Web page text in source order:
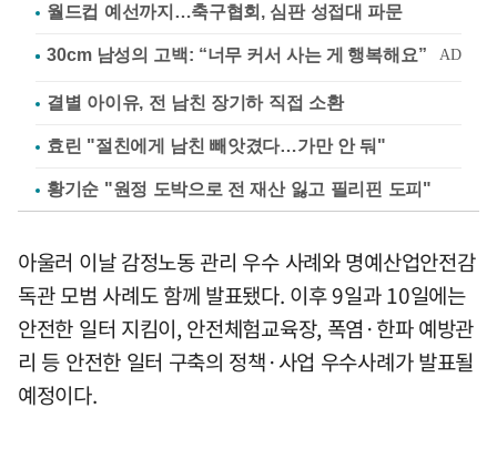
월드컵 예선까지…축구협회, 심판 성접대 파문
결별 아이유, 전 남친 장기하 직접 소환
효린 "절친에게 남친 빼앗겼다…가만 안 둬"
황기순 "원정 도박으로 전 재산 잃고 필리핀 도피"
아울러 이날 감정노동 관리 우수 사례와 명예산업안전감
독관 모범 사례도 함께 발표됐다. 이후 9일과 10일에는
안전한 일터 지킴이, 안전체험교육장, 폭염·한파 예방관
리 등 안전한 일터 구축의 정책·사업 우수사례가 발표될
예정이다.